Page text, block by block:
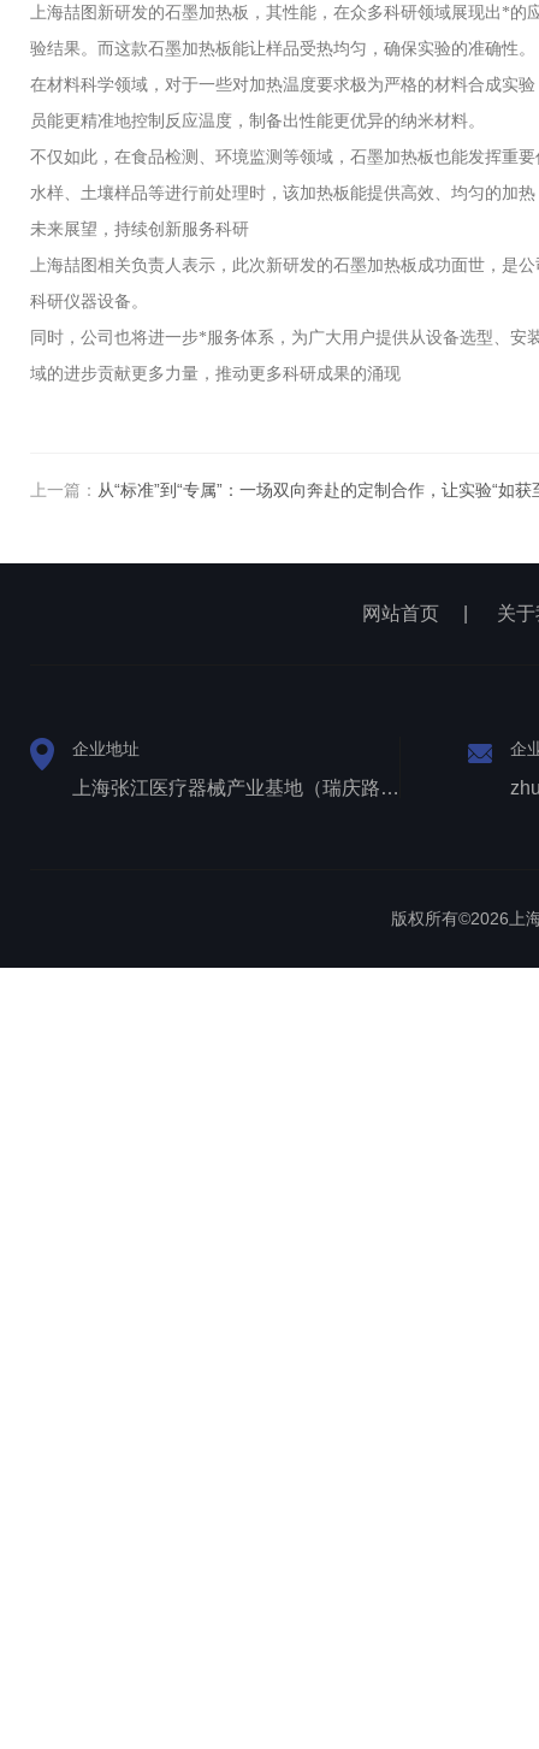
上海喆图新研发的石墨加热板，其性能，在众多科研领域展现出*的
验结果。而这款石墨加热板能让样品受热均匀，确保实验的准确性。
在材料科学领域，对于一些对加热温度要求极为严格的材料合成实
员能更精准地控制反应温度，制备出性能更优异的纳米材料。
不仅如此，在食品检测、环境监测等领域，石墨加热板也能发挥重
水样、土壤样品等进行前处理时，该加热板能提供高效、均匀的加
未来展望，持续创新服务科研
上海喆图相关负责人表示，此次新研发的石墨加热板成功面世，是
科研仪器设备。
同时，公司也将进一步*服务体系，为广大用户提供从设备选型、安
域的进步贡献更多力量，推动更多科研成果的涌现
上一篇： 从“标准”到“专属”：一场双向奔赴的定制合作，让实验“如获
网站首页 关
企业地址
上海张江医疗器械产业基地（瑞庆路528号）
企
版权所有©2026